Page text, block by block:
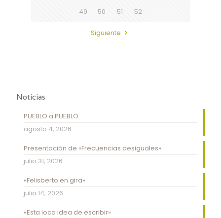
49
50 51 52
Siguiente
Noticias
PUEBLO a PUEBLO
agosto 4, 2026
Presentación de «Frecuencias desiguales»
julio 31, 2026
«Felisberto en gira»
julio 14, 2026
«Esta loca idea de escribir»